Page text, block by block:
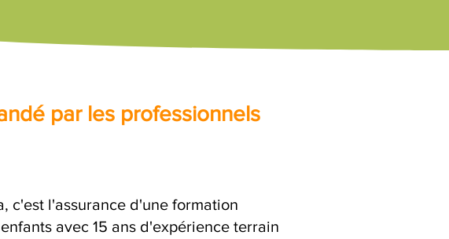
par les professionnels
c'est l'assurance d'une formation
avec 15 ans d'expérience terrain